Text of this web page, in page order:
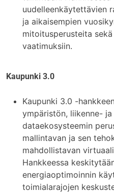
uudelleenkäytettävien
ja aikaisempien
mitoitusperusteita
vaatimuksiin.
Kaupunki 3.0
Kaupunki 3.0 -
ympäristön, liikenne-
dataekosysteemin
mallintavan ja sen
mahdollistavan
Hankkeessa
energiaoptimoinnin
toimialarajojen